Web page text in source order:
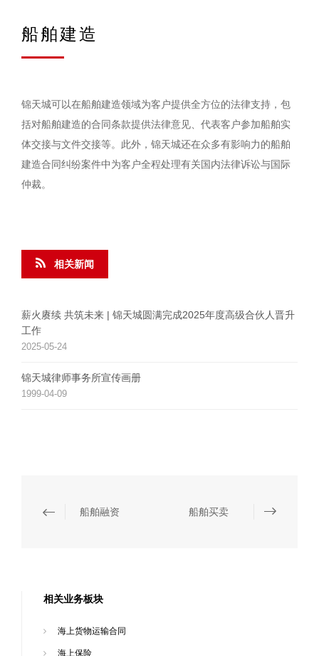
船舶建造
锦天城可以在船舶建造领域为客户提供全方位的法律支持，包
括对船舶建造的合同条款提供法律意见、代表客户参加船舶实
体交接与文件交接等。此外，锦天城还在众多有影响力的船舶
建造合同纠纷案件中为客户全程处理有关国内法律诉讼与国际
仲裁。
相关新闻
薪火赓续 共筑未来 | 锦天城圆满完成2025年度高级合伙人晋升
工作
2025-05-24
锦天城律师事务所宣传画册
1999-04-09
船舶融资 船舶买卖
相关业务板块
海上货物运输合同
海上保险